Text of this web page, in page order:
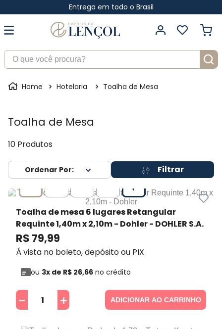
Entrega em todo o Brasil
O que você procura?
Hotelaria Toalha de Mesa
Toalha de Mesa
10 Produtos
Filtrar
Toalha de mesa 6 lugares Retangular
Requinte 1,40m x 2,10m - Dohler- DOHLER S.A.
R$ 79,99
Á vista no boleto, depósito ou PIX
ou 3x de R$ 26,66 no crédito
＋
－ ADICIONAR AO CARRINHO